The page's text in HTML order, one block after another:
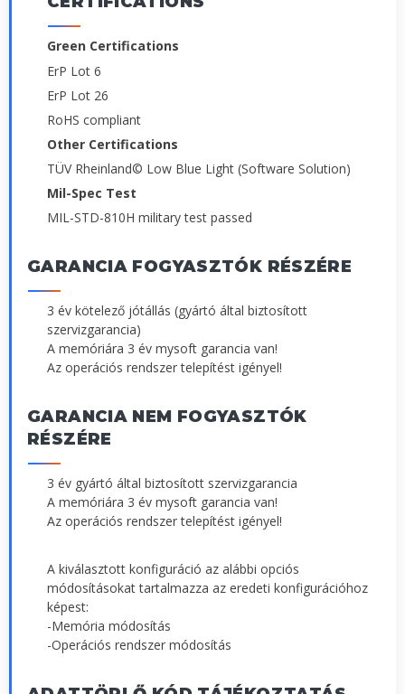
Green Certifications
ErP Lot 6
ErP Lot 26
RoHS compliant
Other Certifications
TÜV Rheinland© Low Blue Light (Software Solution)
Mil-Spec Test
MIL-STD-810H military test passed
GARANCIA FOGYASZTÓK RÉSZÉRE
3 év kötelező jótállás (gyártó által biztosított
szervizgarancia)
A memóriára 3 év mysoft garancia van!
Az operációs rendszer telepítést igényel!
GARANCIA NEM FOGYASZTÓK
RÉSZÉRE
3 év gyártó által biztosított szervizgarancia
A memóriára 3 év mysoft garancia van!
Az operációs rendszer telepítést igényel!
A kiválasztott konfiguráció az alábbi opciós
módosításokat tartalmazza az eredeti konfigurációhoz
képest:
-Memória módosítás
-Operációs rendszer módosítás